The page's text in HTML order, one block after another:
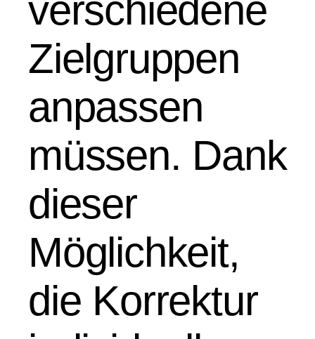
verschiedene
Zielgruppen
anpassen
müssen. Dank
dieser
Möglichkeit,
die Korrektur